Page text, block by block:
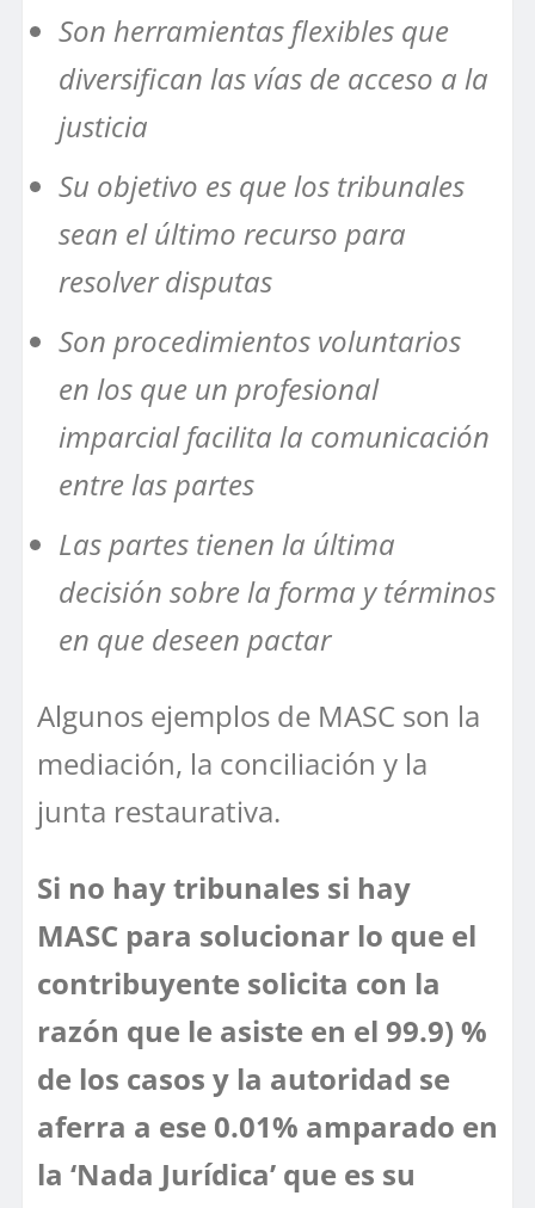
Son herramientas flexibles que
diversifican las vías de acceso a la
justicia
Su objetivo es que los tribunales
sean el último recurso para
resolver disputas
Son procedimientos voluntarios
en los que un profesional
imparcial facilita la comunicación
entre las partes
Las partes tienen la última
decisión sobre la forma y términos
en que deseen pactar
Algunos ejemplos de MASC son la
mediación, la conciliación y la
junta restaurativa.
Si no hay tribunales si hay
MASC para solucionar lo que el
contribuyente solicita con la
razón que le asiste en el 99.9) %
de los casos y la autoridad se
aferra a ese 0.01% amparado en
la ‘Nada Jurídica’ que es su